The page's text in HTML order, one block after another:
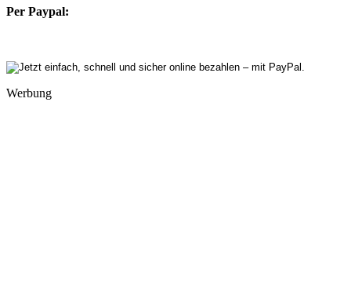
Per Paypal:
Werbung